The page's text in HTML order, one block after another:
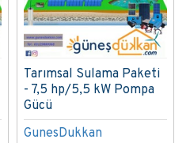
GunesDukkan
Tarımsal Sulama Paketi
- 7,5 hp/5,5 kW Pompa
Gücü